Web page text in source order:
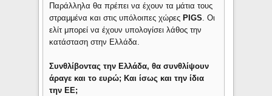
Παράλληλα θα πρέπει να έχουν τα μάτια τους
στραμμένα και στις υπόλοιπες χώρες PIGS. Οι
ελίτ μπορεί να έχουν υπολογίσει λάθος την
κατάσταση στην Ελλάδα.
Συνθλίβοντας την Ελλάδα, θα συνθλίψουν
άραγε και το ευρώ; Και ίσως και την ίδια
την ΕΕ;